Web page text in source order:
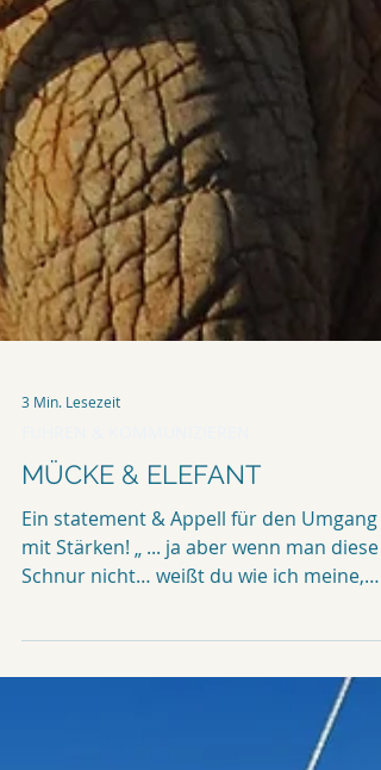
FÜHREN & KOMMUNIZIEREN
MÜCKE & ELEFANT
Ein statement & Appell für den Umgang